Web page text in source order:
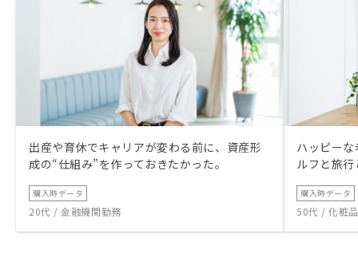
出産や育休でキャリアが変わる前に、資産形
成の“仕組み”を作っておきたかった。
購入時データ
20代 / 金融機関勤務
ハッピー
ルフと旅
購入時データ
50代 / 化粧